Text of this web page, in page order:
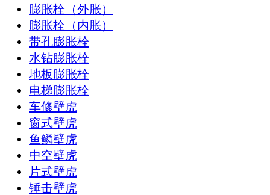
膨胀栓（外胀）
膨胀栓（内胀）
带孔膨胀栓
水钻膨胀栓
地板膨胀栓
电梯膨胀栓
车修壁虎
窗式壁虎
鱼鳞壁虎
中空壁虎
片式壁虎
锤击壁虎